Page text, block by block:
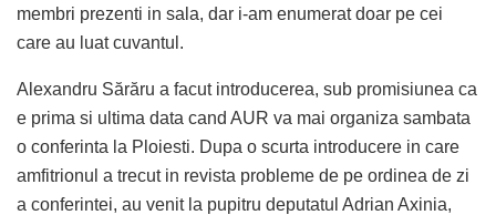
membri prezenti in sala, dar i-am enumerat doar pe cei
care au luat cuvantul.
Alexandru Sărăru a facut introducerea, sub promisiunea ca
e prima si ultima data cand AUR va mai organiza sambata
o conferinta la Ploiesti. Dupa o scurta introducere in care
amfitrionul a trecut in revista probleme de pe ordinea de zi
a conferintei, au venit la pupitru deputatul Adrian Axinia,